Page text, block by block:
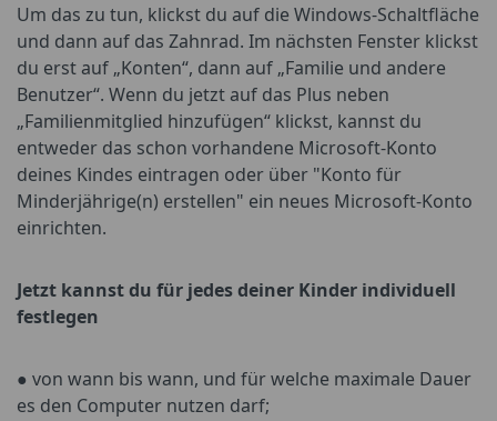
Um das zu tun, klickst du auf die Windows-Schaltfläche
und dann auf das Zahnrad. Im nächsten Fenster klickst
du erst auf „Konten“, dann auf „Familie und andere
Benutzer“. Wenn du jetzt auf das Plus neben
„Familienmitglied hinzufügen“ klickst, kannst du
entweder das schon vorhandene Microsoft-Konto
deines Kindes eintragen oder über "Konto für
Minderjährige(n) erstellen" ein neues Microsoft-Konto
einrichten.
Jetzt kannst du für jedes deiner Kinder individuell
festlegen
● von wann bis wann, und für welche maximale Dauer
es den Computer nutzen darf;